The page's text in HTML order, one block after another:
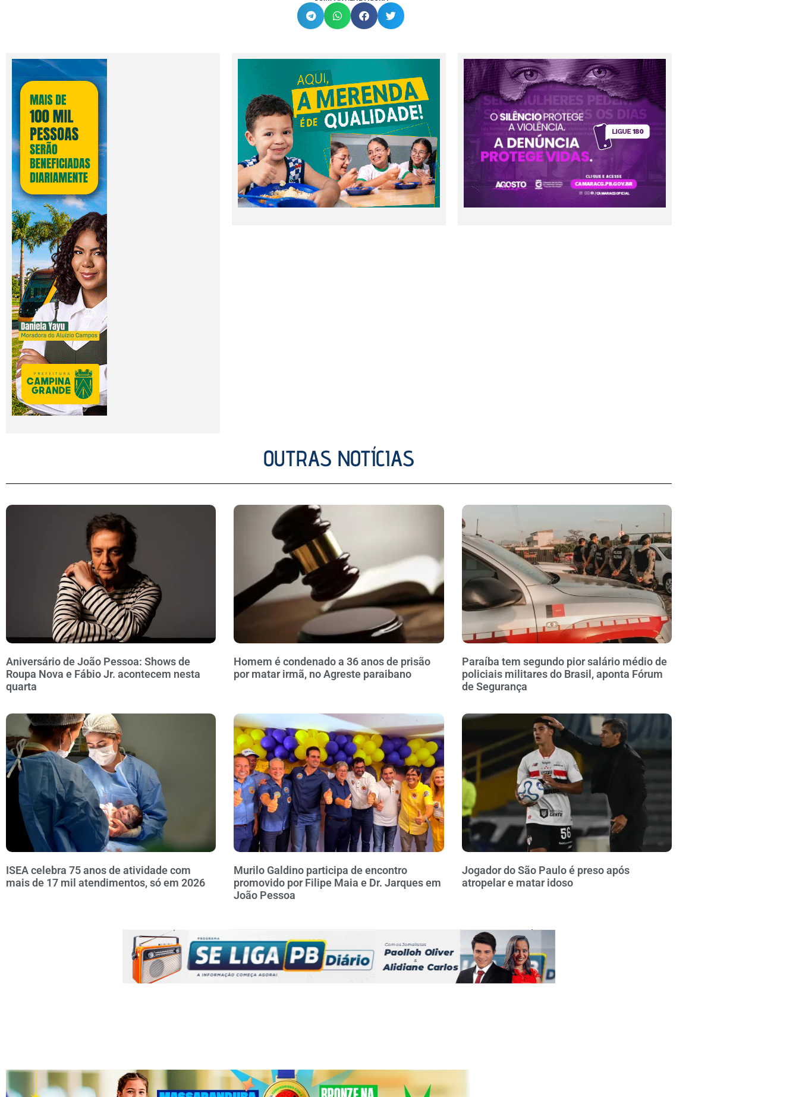
OUTRAS NOTÍCIAS
Aniversário de João Pessoa: Shows de
Roupa Nova e Fábio Jr. acontecem nesta
quarta
Homem é condenado a 36 anos de prisão
por matar irmã, no Agreste paraibano
Paraíba tem segundo pior salário médio de
policiais militares do Brasil, aponta Fórum
de Segurança
ISEA celebra 75 anos de atividade com
mais de 17 mil atendimentos, só em 2026
Murilo Galdino participa de encontro
promovido por Filipe Maia e Dr. Jarques em
João Pessoa
Jogador do São Paulo é preso após
atropelar e matar idoso